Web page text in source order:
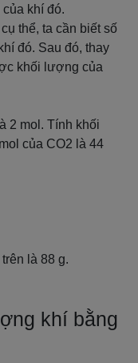
khí đó.
thể, ta cần biết số
đó. Sau đó, thay
khối lượng của
2 mol. Tính khối
của CO2 là 44
là 88 g.
khí bằng